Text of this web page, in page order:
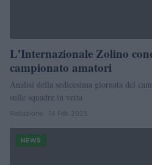
L’Internazionale Zolino
campionato amatori
Analisi della sedicesima giornata del
sulle squadre in vetta
Redazione · 14 Feb 2025
NEWS